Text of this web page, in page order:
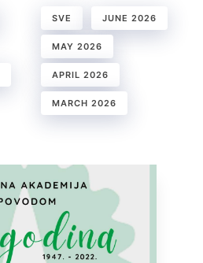
SVE JUNE 2026
MAY 2026
APRIL 2026
MARCH 2026